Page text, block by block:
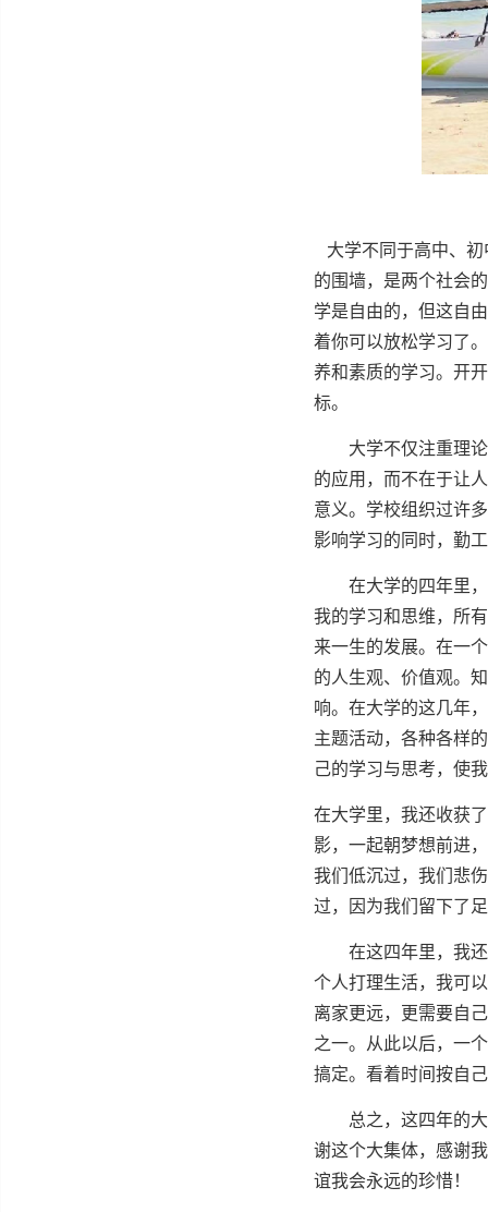
⼤学不同于⾼中、初
的围墙，是两个社会
学是⾃由的，但这⾃
着你可以放松学习了
养和素质的学习。开
标。
⼤学不仅注重理论
的应⽤，⽽不在于让
意义。学校组织过许
影响学习的同时，勤
在⼤学的四年⾥，
我的学习和思维，所
来⼀⽣的发展。在⼀
的⼈⽣观、价值观。
响。在⼤学的这⼏年
主题活动，各种各样
⼰的学习与思考，使
在⼤学⾥，我还收获
影，⼀起朝梦想前进
我们低沉过，我们悲
过，因为我们留下了
在这四年⾥，我还
个⼈打理⽣活，我可
离家更远，更需要⾃
之⼀。从此以后，⼀
搞定。看着时间按⾃
总之，这四年的⼤
谢这个⼤集体，感谢
谊我会永远的珍惜！